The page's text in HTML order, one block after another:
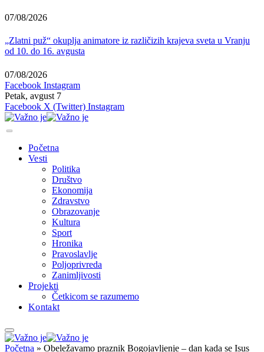
07/08/2026
„Zlatni puž“ okuplja animatore iz različizih krajeva sveta u Vranju
od 10. do 16. avgusta
07/08/2026
Facebook Instagram
Petak, avgust 7
Facebook X (Twitter) Instagram
Početna
Vesti
Politika
Društvo
Ekonomija
Zdravstvo
Obrazovanje
Kultura
Sport
Hronika
Pravoslavlje
Poljoprivreda
Zanimljivosti
Projekti
Četkicom se razumemo
Kontakt
Početna » Obeležavamo praznik Bogojavljenje – dan kada se Isus